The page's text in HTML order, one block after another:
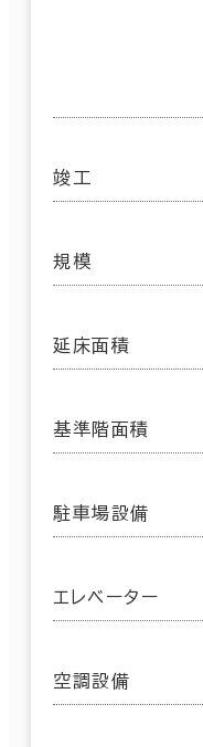
竣工
規模
延床面積
基準階面積
駐車場設備
エレベーター
空調設備